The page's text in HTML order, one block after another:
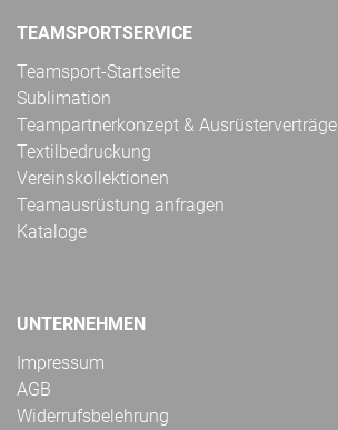
TEAMSPORTSERVICE
Teamsport-Startseite
Sublimation
Teampartnerkonzept & Ausrüsterverträge
Textilbedruckung
Vereinskollektionen
Teamausrüstung anfragen
Kataloge
UNTERNEHMEN
Impressum
AGB
Widerrufsbelehrung